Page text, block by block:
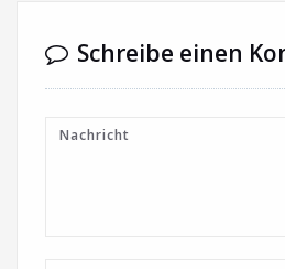
Schreibe einen